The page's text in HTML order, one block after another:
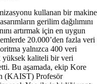
kullanan bir makine
gerilim dağılımını
artırmak için en uygun
20.000’den fazla veri
yalnızca 400 veri
yüksek kaliteli bir veri
Bu aşamada, ekip Kore
(KAIST) Profesör